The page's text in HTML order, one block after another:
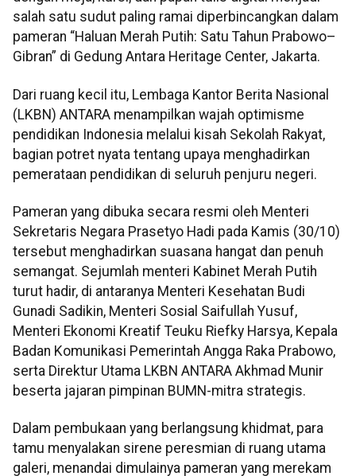
salah satu sudut paling ramai diperbincangkan dalam
pameran “Haluan Merah Putih: Satu Tahun Prabowo–
Gibran” di Gedung Antara Heritage Center, Jakarta.
Dari ruang kecil itu, Lembaga Kantor Berita Nasional
(LKBN) ANTARA menampilkan wajah optimisme
pendidikan Indonesia melalui kisah Sekolah Rakyat,
bagian potret nyata tentang upaya menghadirkan
pemerataan pendidikan di seluruh penjuru negeri.
Pameran yang dibuka secara resmi oleh Menteri
Sekretaris Negara Prasetyo Hadi pada Kamis (30/10)
tersebut menghadirkan suasana hangat dan penuh
semangat. Sejumlah menteri Kabinet Merah Putih
turut hadir, di antaranya Menteri Kesehatan Budi
Gunadi Sadikin, Menteri Sosial Saifullah Yusuf,
Menteri Ekonomi Kreatif Teuku Riefky Harsya, Kepala
Badan Komunikasi Pemerintah Angga Raka Prabowo,
serta Direktur Utama LKBN ANTARA Akhmad Munir
beserta jajaran pimpinan BUMN-mitra strategis.
Dalam pembukaan yang berlangsung khidmat, para
tamu menyalakan sirene peresmian di ruang utama
galeri, menandai dimulainya pameran yang merekam